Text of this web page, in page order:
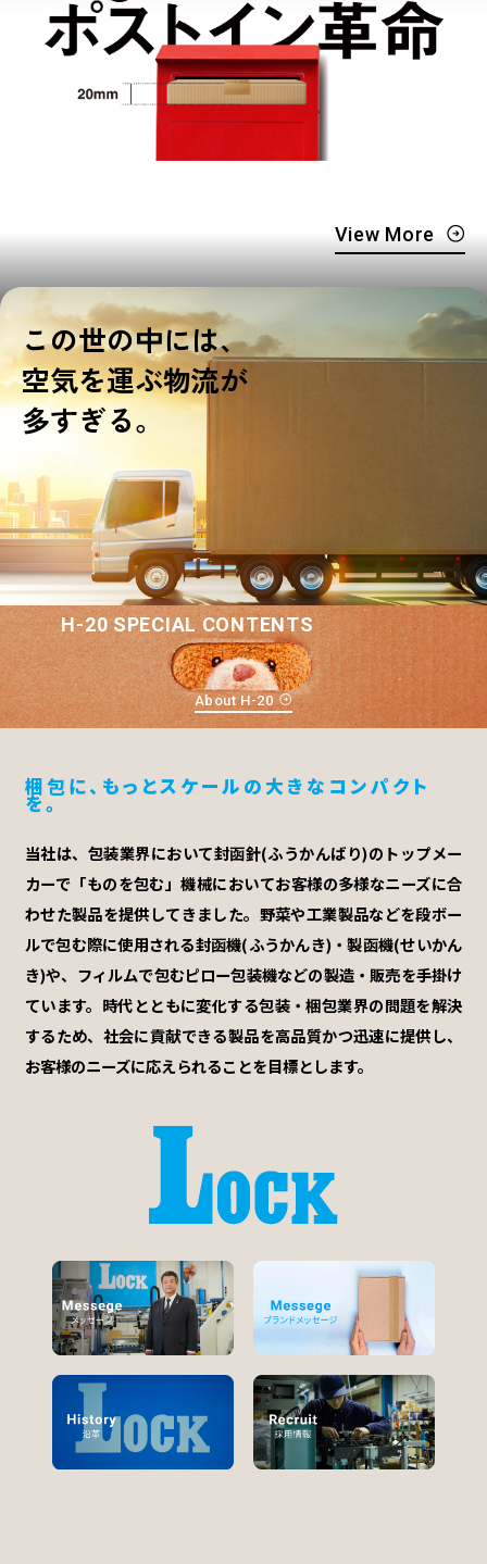
View More
この世の中には、
空気を運ぶ物流が
多すぎる。
H-20 SPECIAL CONTENTS
About H-20
梱包に、もっとスケールの大きなコンパクト
を。
当社は、包装業界において封函針(ふうかんばり)のトップメー
カーで「ものを包む」機械においてお客様の多様なニーズに合
わせた製品を提供してきました。野菜や工業製品などを段ボー
ルで包む際に使用される封函機(ふうかんき)・製函機(せいかん
き)や、フィルムで包むピロー包装機などの製造・販売を手掛け
ています。時代とともに変化する包装・梱包業界の問題を解決
するため、社会に貢献できる製品を高品質かつ迅速に提供し、
お客様のニーズに応えられることを目標とします。